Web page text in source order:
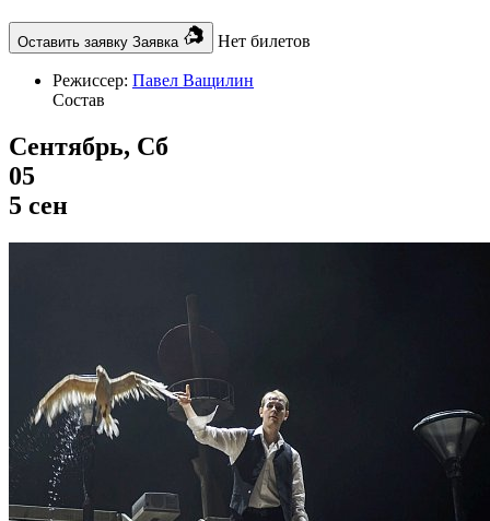
Оставить заявку Заявка Нет билетов
Режиссер: Павел Ващилин
Состав
Сентябрь, Сб
05
5 сен